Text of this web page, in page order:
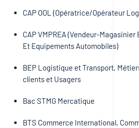
CAP OOL (Opératrice/Opérateur
CAP VMPREA (Vendeur-Magasinier
Et Equipements Automobiles)
BEP Logistique et Transport,
clients et Usagers
Bac STMG Mercatique
BTS Commerce International,